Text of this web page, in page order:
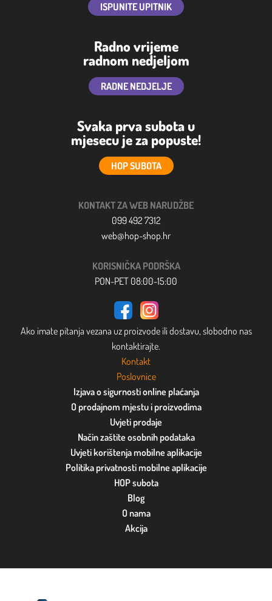
ISPUNITE UPITNIK
Radno vrijeme
radnom nedjeljom
RADNE NEDJELJE
Svaka prva subota u
mjesecu je za popuste!
HOP SUBOTA
KONTAKT ZA WEB NARUDŽBE
099 492 7312
web@hop-shop.hr
KORISNIČKA PODRŠKA
PON-PET 08:00-15:00
Ako imate pitanja vezana uz proizvode ili dostavu, slobodno nas
kontaktirajte.
Kontakt
Poslovnice
Izjava o sigurnosti online plaćanja
O prodajnom mjestu i proizvodima
Uvjeti prodaje
Način zaštite osobnih podataka
Uvjeti korištenja mobilne aplikacije
Politika privatnosti mobilne aplikacije
HOP subota
Blog
O nama
Akcija